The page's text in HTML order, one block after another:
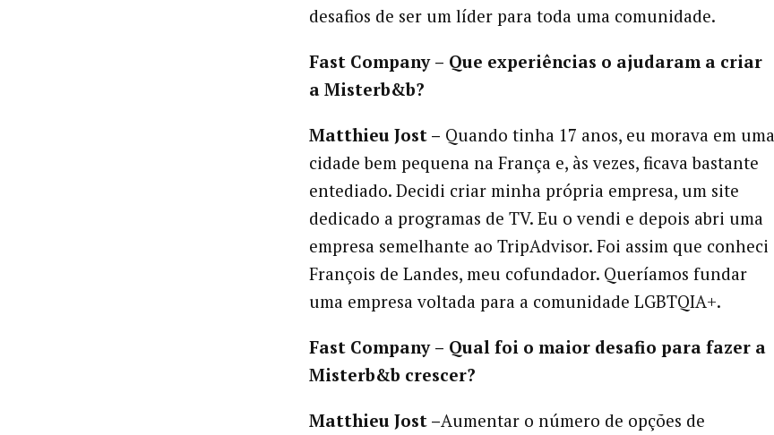
desafios de ser um líder para toda uma comunidade.
Fast Company – Que experiências o ajudaram a criar
a Misterb&b?
Matthieu Jost – Quando tinha 17 anos, eu morava em uma
cidade bem pequena na França e, às vezes, ficava bastante
entediado. Decidi criar minha própria empresa, um site
dedicado a programas de TV. Eu o vendi e depois abri uma
empresa semelhante ao TripAdvisor. Foi assim que conheci
François de Landes, meu cofundador. Queríamos fundar
uma empresa voltada para a comunidade LGBTQIA+.
Fast Company – Qual foi o maior desafio para fazer a
Misterb&b crescer?
Matthieu Jost –Aumentar o número de opções de